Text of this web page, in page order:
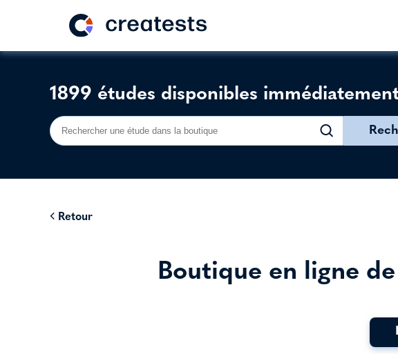
1899 études disponibles
Retour
Boutique en ligne